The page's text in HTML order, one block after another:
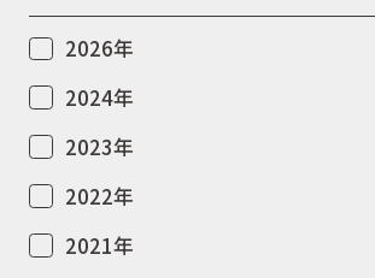
2026年
2024年
2023年
2022年
2021年